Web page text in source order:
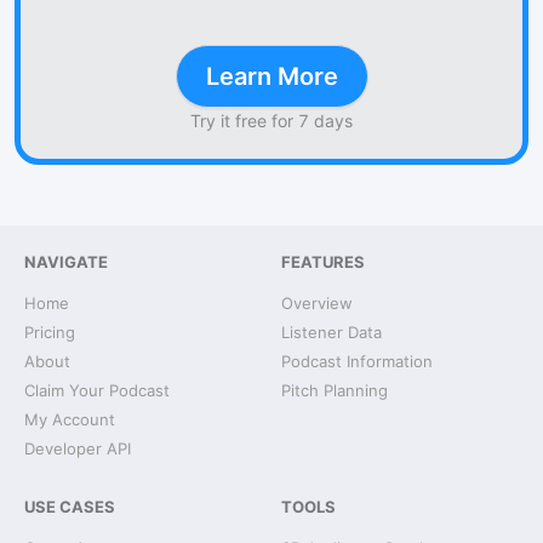
Learn More
Try it free for 7 days
NAVIGATE
Home
Pricing
About
Claim Your Podcast
My Account
Developer API
FEATURES
Overview
Listener Data
Podcast Information
Pitch Planning
USE CASES TOOLS